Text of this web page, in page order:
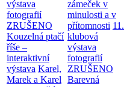
výstava
fotografií
ZRUŠENO
Kouzelná ptačí
říše –
interaktivní
výstava Karel,
Marek a Karel
zámeček v
minulosti a v
přítomnosti 11.
klubová
výstava
fotografií
ZRUŠENO
Barevná